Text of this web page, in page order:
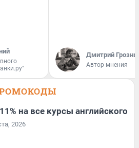
Дмитрий
Автор мнения
на все курсы английского
2026